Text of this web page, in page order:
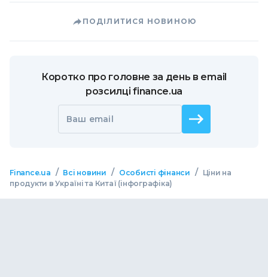
ПОДІЛИТИСЯ НОВИНОЮ
Коротко про головне за день в email
розсилці finance.ua
Ваш email
Finance.ua / Всі новини / Особисті фінанси /
Ціни на
продукти в Україні та Китаї (інфографіка)